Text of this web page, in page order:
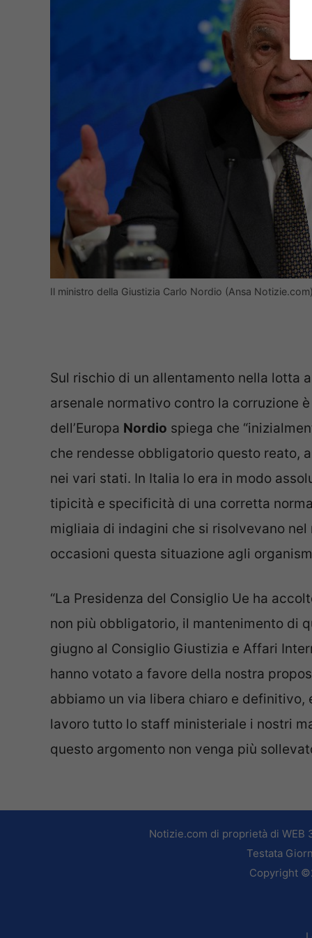
Il ministro della Giustizia Carlo Nordio (Ansa Notizie.com)
Sul rischio di un allentamento nella lotta
arsenale normativo contro la corruzione
dell’Europa Nordio spiega che
che rendesse obbligatorio questo reato,
nei vari stati. In Italia lo era in modo
tipicità e specificità di una corretta
migliaia di indagini che si risolvevano
occasioni questa situazione agli
“La Presidenza del Consiglio Ue ha
non più obbligatorio, il mantenimento di
giugno al Consiglio Giustizia e Affari
hanno votato a favore della nostra
abbiamo un via libera chiaro e
lavoro tutto lo staff ministeriale i nostri
questo argomento non venga più
Notizie.com di proprietà di WEB
Testata
Copyright